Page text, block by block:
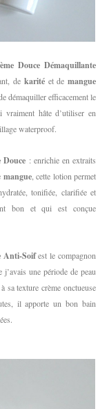
Douce Démaquillante
de karitéet demangue
démaquiller efficacement le
hâte d’utiliser en
waterproof.
Douce : enrichie en extraits
mangue, cette lotion permet
tonifiée, clarifiée et
bon et qui est conçue
Anti-Soifest le compagnon
une période de peau
sa texture crème onctueuse
il apporte un bon bain